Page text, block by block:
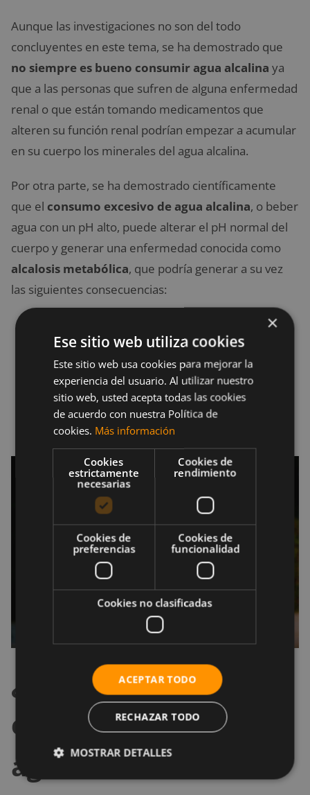
Aunque las investigaciones no son del todo
concluyentes en este tema, se ha demostrado que
no siempre es bueno consumir agua alcalina ya
que a las personas que sufren de alguna enfermedad
renal o que están tomando medicamentos que
alteren su función renal podrían empezar a acumular
en su cuerpo los minerales del agua alcalina.
Por otra parte, se ha demostrado científicamente
que el consumo excesivo de agua alcalina, o beber
agua con un pH alto, puede alterar el pH normal del
cuerpo y generar una enfermedad conocida como
alcalosis metabólica, que podría generar a su vez
las siguientes consecuencias:
Nauseas
Vómitos
Temblores en las manos
Contracciones musculares
Hormigueo en la cara, las manos y los pies.
¿Qué dicen los
estudios acerca del
agua alcalina?
×
Ese sitio web utiliza cookies
Este sitio web usa cookies para mejorar la
experiencia del usuario. Al utilizar nuestro
sitio web, usted acepta todas las cookies
de acuerdo con nuestra Política de
cookies. Más información
Cookies
estrictamente
necesarias
Cookies de
rendimiento
Cookies de
preferencias
Cookies de
funcionalidad
Cookies no clasificadas
ACEPTAR TODO
RECHAZAR TODO
MOSTRAR DETALLES